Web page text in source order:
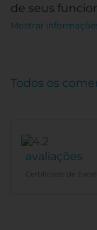
de seus
Mostrar
avaliações
Certificado de
Todos os